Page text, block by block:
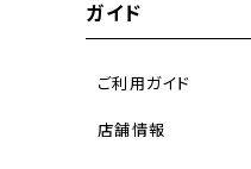
ガイド
ご利用ガイド
店舗情報